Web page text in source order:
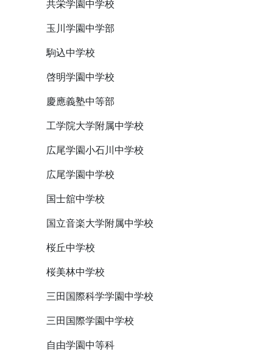
共栄学園中学校
玉川学園中学部
駒込中学校
啓明学園中学校
慶應義塾中等部
工学院大学附属中学校
広尾学園小石川中学校
広尾学園中学校
国士舘中学校
国立音楽大学附属中学校
桜丘中学校
桜美林中学校
三田国際科学学園中学校
三田国際学園中学校
自由学園中等科